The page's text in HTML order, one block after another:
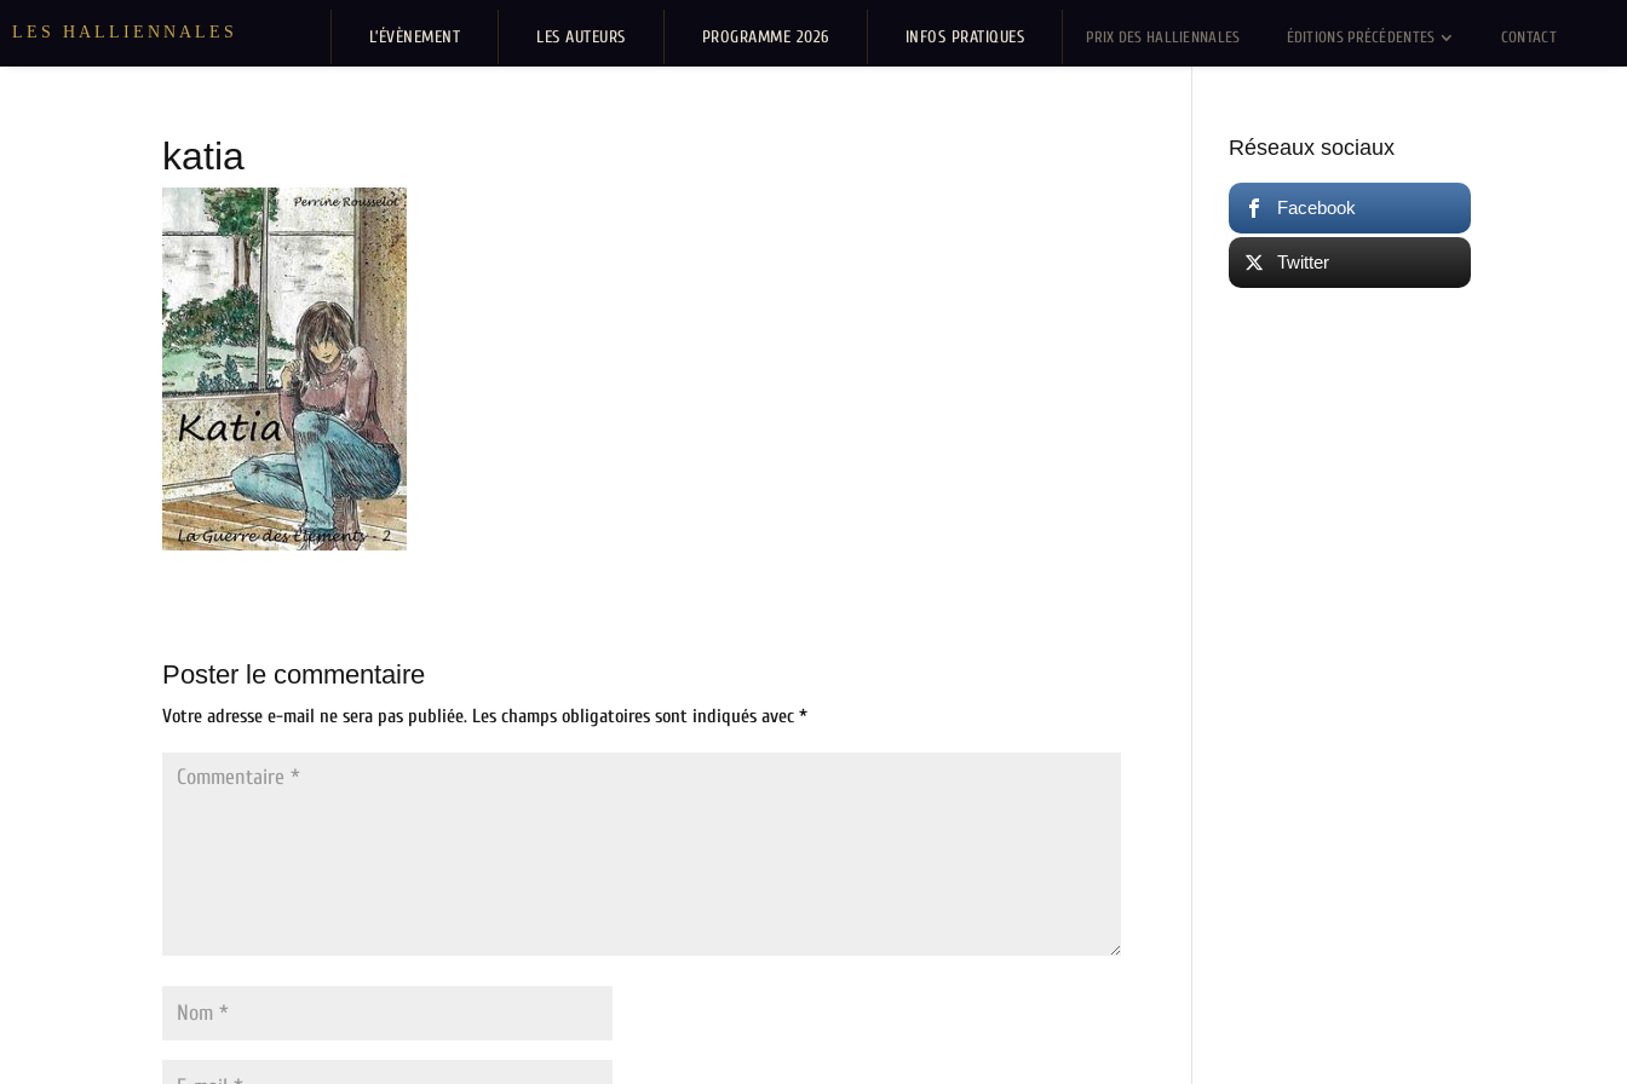
LES HALLIENNALES L’ÉVÈNEMENT LES AUTEURS PROGRAMME 2026 INFOS PRATIQUES PRIX DES HALLIENNALES ÉDITIONS PRÉCÉDENTES CONTACT
katia
Poster le commentaire
Votre adresse e-mail ne sera pas publiée. Les champs obligatoires sont indiqués avec*
Réseaux sociaux
Facebook
Twitter